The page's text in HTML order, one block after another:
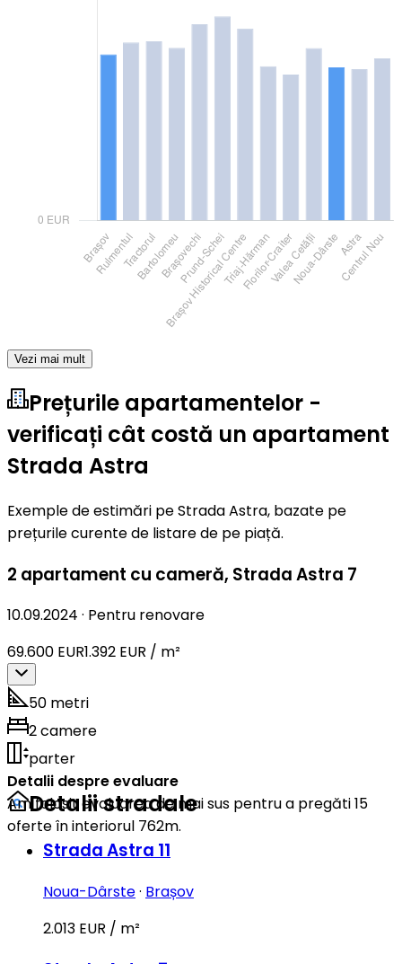
Vezi mai mult
Prețurile apartamentelor -
verificați cât costă un apartament
Strada Astra
Exemple de estimări pe Strada Astra, bazate pe
prețurile curente de listare de pe piață.
2 apartament cu cameră, Strada Astra 7
10.09.2024 · Pentru renovare
69.600 EUR1.392 EUR / m²
50 metri
2 camere
parter
Detalii despre evaluare
Am folosit evaluarea de mai sus pentru a pregăti 15
oferte în interiorul 762m.
Detalii stradale
Strada Astra 11
Noua-Dârste· Brașov
2.013 EUR / m²